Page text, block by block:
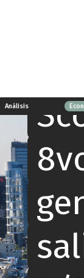
Análisis